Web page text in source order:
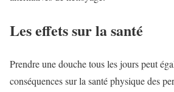
Les effets sur la santé
Prendre une douche tous les jours peut
conséquences sur la santé physique des